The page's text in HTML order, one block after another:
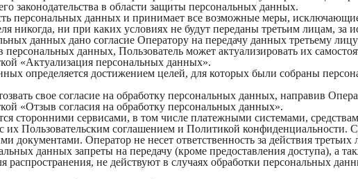
законодательства в области защиты персональных данных.
персональных данных и принимает все возможные меры,
никогда, ни при каких условиях не будут переданы третьим лицам, за
данных дано согласие Оператору на передачу данных третьему
персональных данных, Пользователь может актуализировать их
«Актуализация персональных данных».
определяется достижением целей, для которых были собраны
свое согласие на обработку персональных данных, направив
«Отзыв согласия на обработку персональных данных».
сторонними сервисами, в том числе платежными системами,
их Пользовательским соглашением и Политикой конфиденциальности.
документами. Оператор не несет ответственность за действия
данных запреты на передачу (кроме предоставления доступа), а
не действуют в случаях обработки персональных